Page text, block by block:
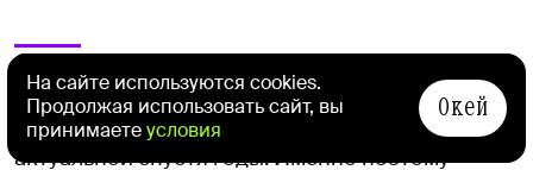
Способность меняться со временем
Задача школы — не просто отвечать
сегодняшним запросам, а оставаться
актуальной спустя годы. Именно поэтому
На сайте используются cookies.
Продолжая использовать сайт, вы
принимаетеусловия
Окей